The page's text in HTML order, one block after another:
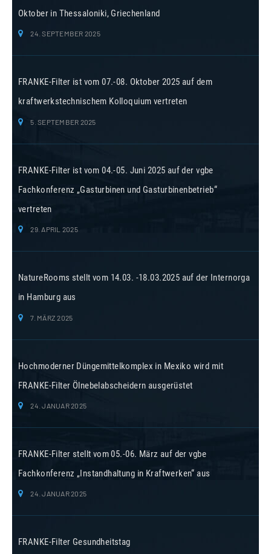
Oktober in Thessaloniki, Griechenland
24. SEPTEMBER 2025
FRANKE-Filter ist vom 07.-08. Oktober 2025 auf dem
kraftwerkstechnischem Kolloquium vertreten
5. SEPTEMBER 2025
FRANKE-Filter ist vom 04.-05. Juni 2025 auf der vgbe
Fachkonferenz „Gasturbinen und Gasturbinenbetrieb“
vertreten
29. APRIL 2025
NatureRooms stellt vom 14.03. -18.03.2025 auf der Internorga
in Hamburg aus
7. MÄRZ 2025
Hochmoderner Düngemittelkomplex in Mexiko wird mit
FRANKE-Filter Ölnebelabscheidern ausgerüstet
24. JANUAR 2025
FRANKE-Filter stellt vom 05.-06. März auf der vgbe
Fachkonferenz „Instandhaltung in Kraftwerken“ aus
24. JANUAR 2025
FRANKE-Filter Gesundheitstag